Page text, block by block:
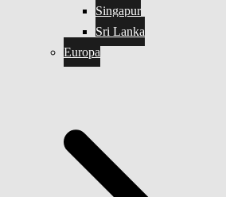
Singapur
Sri Lanka
Europa